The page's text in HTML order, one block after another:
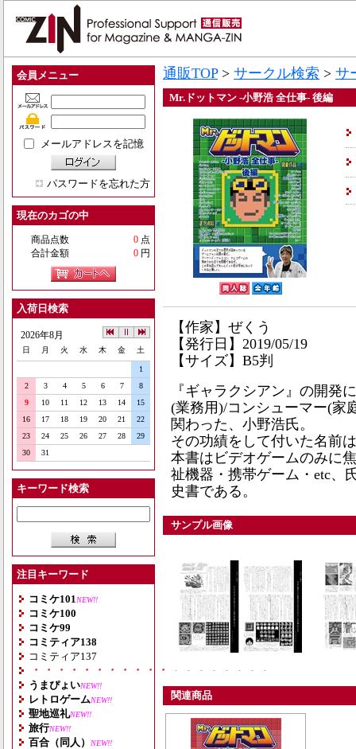
会員メニュー
メールアドレスを記憶
パスワードを忘れた方
現在のカゴの中
商品点数 0 点
合計金額
0 円
入荷日検索
2026年8月
日 月 火 水 木 金 土
1
2
3 4 5 6 7
8
9
10 11 12 13 14
15
16
17 18 19 20 21
22
23
24 25 26 27 28
29
30
31
キーワード検索
注目キーワード
コミケ101 NEW!!
コミケ100
コミケ99
コミティア138
コミティア137
・・・・・・・・・・・・・・・・・・・
うまぴょいNEW!!
レトロゲームNEW!!
聖地巡礼NEW!!
旅行NEW!!
百合（同人） NEW!!
通販TOP> サークル検索 > サ
Mr.ドットマン -小野浩 全仕事- 後編
【作家】ぜくう
【発行日】2019/05/19
【サイズ】B5判
『ギャラクシアン』の開発
(業務用)/コンシューマー(家
関わった、小野浩氏。
その功績をして付いた名前
本書はビデオゲームのみに
祉機器・携帯ゲーム・etc、
史書である。
サンプル画像
関連商品